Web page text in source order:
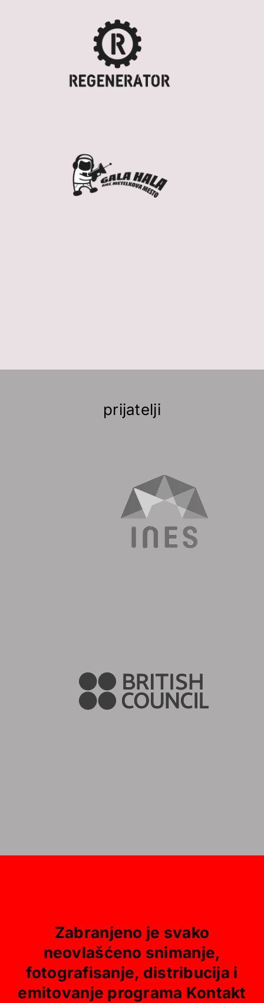
prijatelji
Zabranjeno je svako
neovlašćeno snimanje,
fotografisanje, distribucija i
emitovanje programa Kontakt